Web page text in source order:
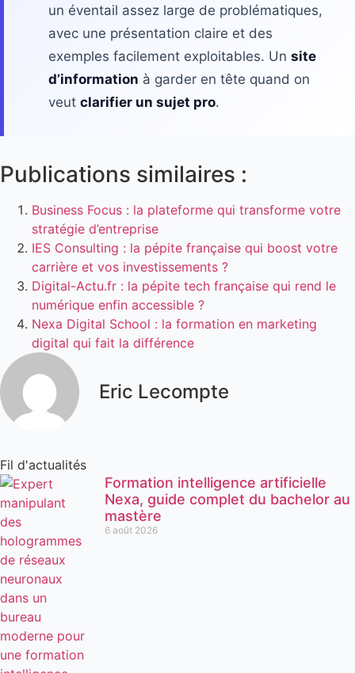
un éventail assez large de problématiques,
avec une présentation claire et des
exemples facilement exploitables. Un site
d’information à garder en tête quand on
veut clarifier un sujet pro.
Publications similaires :
Business Focus : la plateforme qui transforme votre
stratégie d’entreprise
IES Consulting : la pépite française qui boost votre
carrière et vos investissements ?
Digital-Actu.fr : la pépite tech française qui rend le
numérique enfin accessible ?
Nexa Digital School : la formation en marketing
digital qui fait la différence
Eric Lecompte
Fil d'actualités
Formation intelligence artificielle
Nexa, guide complet du bachelor au
mastère
6 août 2026